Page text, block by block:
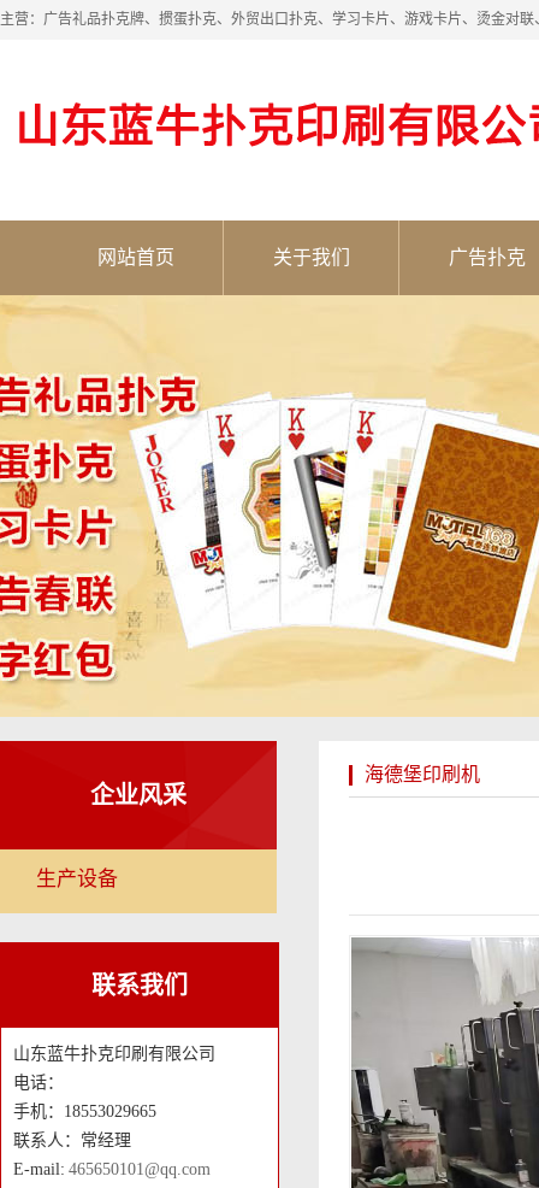
主营：广告礼品扑克牌、掼蛋扑克、外贸出口扑克、学习卡片、游戏卡片、烫金对联
网站首页 关于我们 广告扑克
企业风采
生产设备
联系我们
山东蓝牛扑克印刷有限公司
电话：
手机：18553029665
联系人：常经理
E-mail: 465650101@qq.com
海德堡印刷机